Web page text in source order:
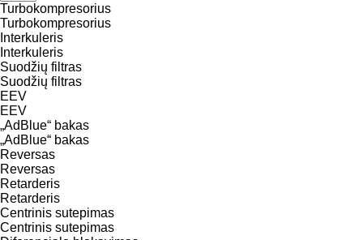
Turbokompresorius
Turbokompresorius
Interkuleris
Interkuleris
Suodžių filtras
Suodžių filtras
EEV
EEV
„AdBlue“ bakas
„AdBlue“ bakas
Reversas
Reversas
Retarderis
Retarderis
Centrinis sutepimas
Centrinis sutepimas